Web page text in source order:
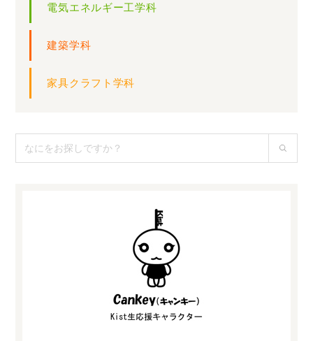
電気エネルギー工学科
建築学科
家具クラフト学科